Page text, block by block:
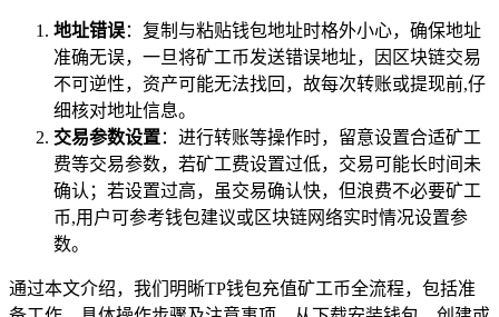
地址错误：复制与粘贴钱包地址时格外小心，确保地址
准确无误，一旦将矿工币发送错误地址，因区块链交易
不可逆性，资产可能无法找回，故每次转账或提现前,仔
细核对地址信息。
交易参数设置：进行转账等操作时，留意设置合适矿工
费等交易参数，若矿工费设置过低，交易可能长时间未
确认；若设置过高，虽交易确认快，但浪费不必要矿工
币,用户可参考钱包建议或区块链网络实时情况设置参
数。
通过本文介绍，我们明晰TP钱包充值矿工币全流程，包括准